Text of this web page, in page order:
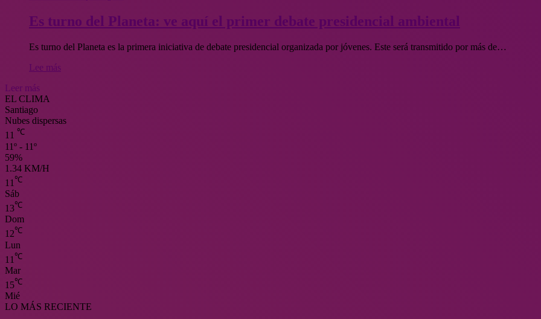
Es turno del Planeta: ve aquí el primer debate presidencial ambiental
Es turno del Planeta es la primera iniciativa de debate presidencial organizada por jóvenes. Este será transmitido por más de…
Lee más
Leer más
EL CLIMA
Santiago
Nubes dispersas
11 ℃
11º - 11º
59%
1.34 KM/H
11 ℃
Sáb
13℃
Dom
12℃
Lun
11 ℃
Mar
15℃
Mié
LO MÁS RECIENTE